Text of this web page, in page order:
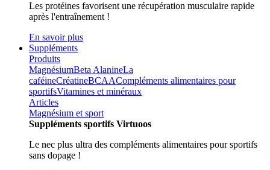
Les protéines favorisent une récupération musculaire rapide
après l'entraînement !
En savoir plus
Suppléments
Produits
MagnésiumBeta AlanineLa
caféineCréatineBCAACompléments alimentaires pour
sportifsVitamines et minéraux
Articles
Magnésium et sport
Suppléments sportifs Virtuoos
Le nec plus ultra des compléments alimentaires pour sportifs
sans dopage !